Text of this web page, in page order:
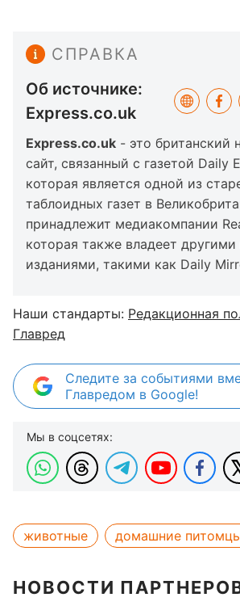
СПРАВКА
Об источнике:
Express.co.uk
Express.co.uk - это британский
сайт, связанный с газетой Daily
которая является одной из
таблоидных газет в
принадлежит медиакомпании
которая также владеет
изданиями, такими как Daily
Наши стандарты: Редакционная
Главред
Следите за событиями
Главредом в Google!
Мы в соцсетях:
животные домашние
НОВОСТИ